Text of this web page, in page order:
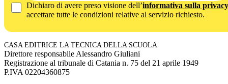
Dichiaro di avere preso visione dell’informativa sulla privacy
accettare tutte le condizioni relative al servizio richiesto.
CASA EDITRICE LA TECNICA DELLA SCUOLA
Direttore responsabile Alessandro Giuliani
Registrazione al tribunale di Catania n. 75 del 21 aprile 1949
P.IVA 02204360875